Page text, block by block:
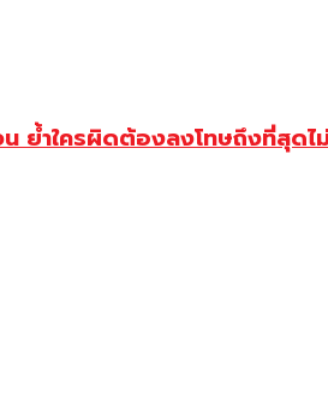
ย้ำใครผิดต้องลงโทษถึงที่สุดไ